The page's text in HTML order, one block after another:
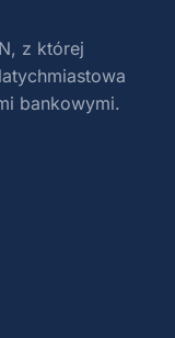
z której
bankowymi.